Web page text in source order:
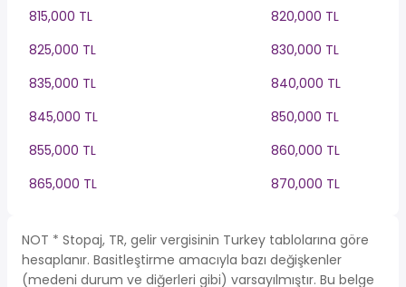
815,000 TL
820,000 TL
825,000 TL
830,000 TL
835,000 TL
840,000 TL
845,000 TL
850,000 TL
855,000 TL
860,000 TL
865,000 TL
870,000 TL
NOT * Stopaj, TR, gelir vergisinin Turkey tablolarına göre
hesaplanır. Basitleştirme amacıyla bazı değişkenler
(medeni durum ve diğerleri gibi) varsayılmıştır. Bu belge